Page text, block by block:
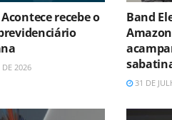
recebe o
2026
Band
31 DE